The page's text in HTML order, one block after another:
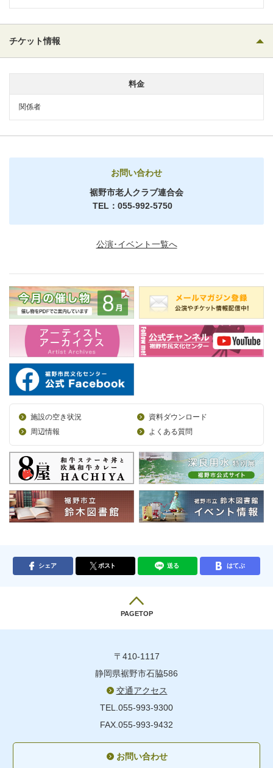
チケット情報
料金
関係者
お問い合わせ
裾野市老人クラブ連合会
TEL：055-992-5750
公演･イベント一覧へ
施設の空き状況
資料ダウンロード
周辺情報
よくある質問
シェア ポスト 送る はてぶ
PAGETOP
〒410-1117
静岡県裾野市石脇586
交通アクセス
TEL.055-993-9300
FAX.055-993-9432
お問い合わせ